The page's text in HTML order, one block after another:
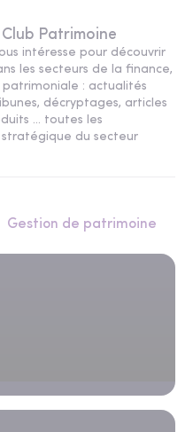
Patrimoine
intéresse pour découvrir
les secteurs de la finance,
: actualités
décryptages, articles
... toutes les
du secteur
Gestion de patrimoine